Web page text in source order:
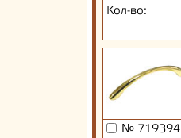
Кол-во:
№ 719394